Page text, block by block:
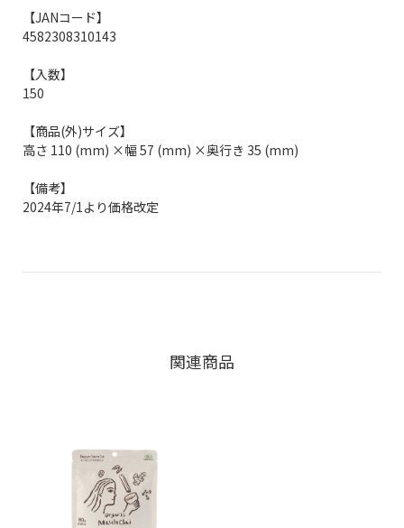
【JANコード】
4582308310143
【入数】
150
【商品(外)サイズ】
高さ 110 (mm) ×幅 57 (mm) ×奥行き 35 (mm)
【備考】
2024年7/1より価格改定
関連商品